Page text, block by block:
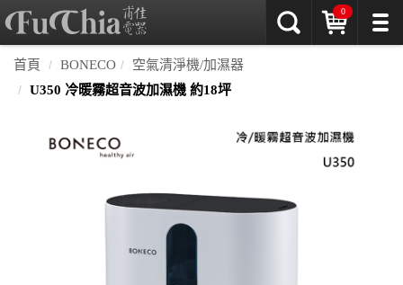
0
首頁 BONECO
空氣清淨機/加濕器
U350 冷暖霧超音波加濕機 約18坪